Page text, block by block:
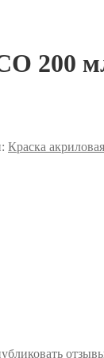
200
Краска